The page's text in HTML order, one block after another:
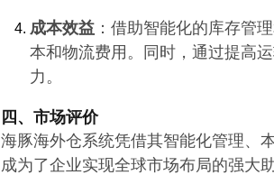
成本效益 ：借助智能化的库存管
本和物流费用。同时，通过提高
力。
四、市场评价
海豚海外仓系统凭借其智能化管理、
成为了企业实现全球市场布局的强大